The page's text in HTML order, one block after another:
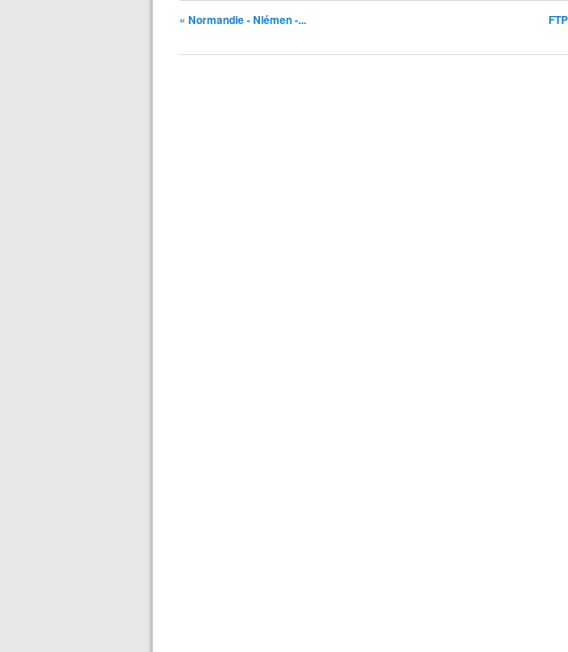
« Normandie - Niémen -...